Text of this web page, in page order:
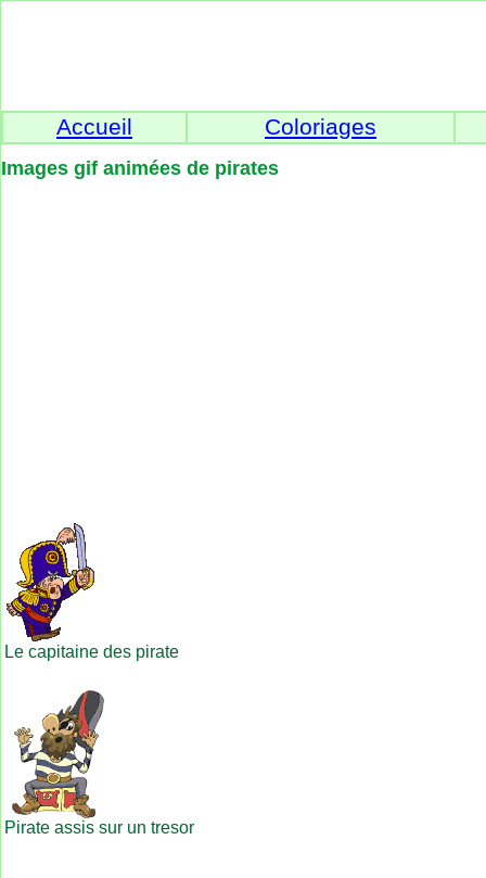
Accueil Coloriages
Images gif animées de pirates
Le capitaine des pirate
Pirate assis sur un tresor